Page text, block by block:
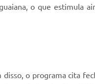
o que estimula
o programa cita